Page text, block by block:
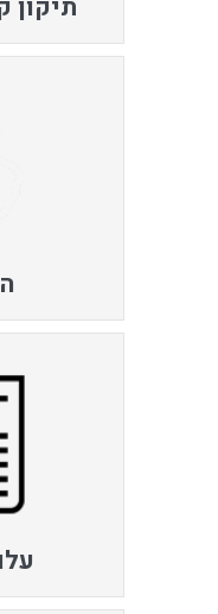
תיקון